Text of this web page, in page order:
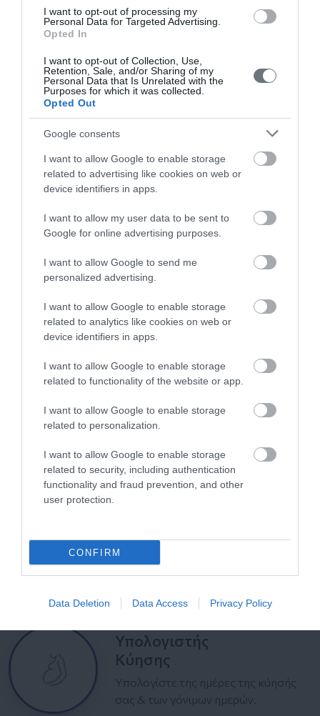
I want to opt-out of processing my
Personal Data for Targeted Advertising.
Opted In
I want to opt-out of Collection, Use,
Retention, Sale, and/or Sharing of my
Personal Data that Is Unrelated with the
Purposes for which it was collected.
Opted Out
Google consents
I want to allow Google to enable storage
related to advertising like cookies on web or
device identifiers in apps.
I want to allow my user data to be sent to
Google for online advertising purposes.
I want to allow Google to send me
personalized advertising.
I want to allow Google to enable storage
related to analytics like cookies on web or
device identifiers in apps.
I want to allow Google to enable storage
related to functionality of the website or app.
I want to allow Google to enable storage
related to personalization.
I want to allow Google to enable storage
related to security, including authentication
functionality and fraud prevention, and other
user protection.
CONFIRM
Data Deletion Data Access Privacy Policy
Επικοινωνία
info@leto.gr
Ιατρική Ομάδα
Ανδριάνα Κουλούρα, MD, MSc, PhD
, Γενική Χειρουργός -
Χειρουργός Μαστού, Διευθύντρια Κλινικής Μαστού
Ιατροί
Αναζήτηση Ιατρών
Δείτε τι συμβαίνει στο σώμα και στο
μωρό σας σε κάθε στιγμή της
Υπολογιστής
Κύησης
Υπολογίστε της ημέρες της κύησής
σας & των γόνιμων ημερών.